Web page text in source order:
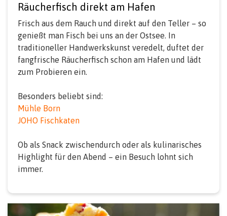
Räucherfisch direkt am Hafen
Frisch aus dem Rauch und direkt auf den Teller – so
genießt man Fisch bei uns an der Ostsee. In
traditioneller Handwerkskunst veredelt, duftet der
fangfrische Räucherfisch schon am Hafen und lädt
zum Probieren ein.
Besonders beliebt sind:
Mühle Born
JOHO Fischkaten
Ob als Snack zwischendurch oder als kulinarisches
Highlight für den Abend – ein Besuch lohnt sich
immer.